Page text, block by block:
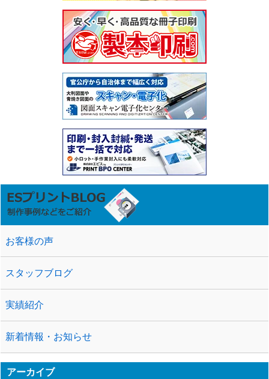
お客様の声
スタッフブログ
実績紹介
新着情報・お知らせ
アーカイブ